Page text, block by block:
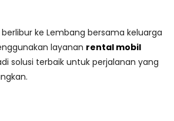
ke Lembang bersama keluarga
layanan rental mobil
solusi terbaik untuk perjalanan yang